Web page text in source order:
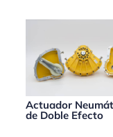
Actuador
de Doble Efecto